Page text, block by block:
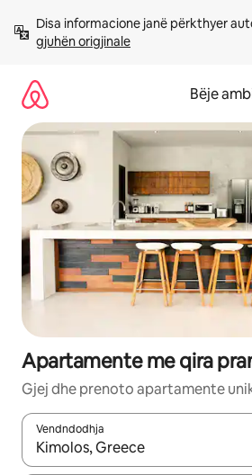
përmbajtja
Disa informacione janë përkthyer
gjuhën origjinale
Bëje
Apartamente me qira
Gjej dhe prenoto apartamente
Vendndodhja
Kur rezultatet të jenë të